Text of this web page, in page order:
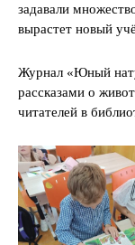
задавали
вырастет новый
Журнал «Юный
рассказами о
читателей в